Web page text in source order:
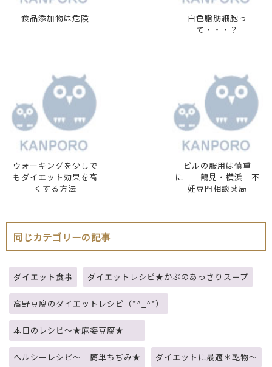
食品添加物は危険
白色脂肪細胞っ
て・・・？
ウォーキングを少しで
もダイエット効果を高
くする方法
ピルの服用は慎重
に 鶴見・横浜 不
妊専門相談薬局
同じカテゴリーの記事
ダイエット食事 ダイエットレシピ★かぶのあっさりスープ
高野豆腐のダイエットレシピ（*^_^*）
本日のレシピ～★麻婆豆腐★
ヘルシーレシピ～ 簡単ちぢみ★ ダイエットに最適＊乾物～